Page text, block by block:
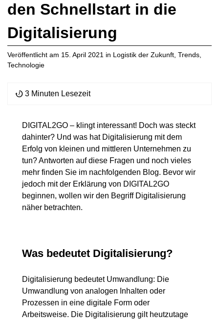
den Schnellstart in die
Digitalisierung
Veröffentlicht am 15. April 2021 in Logistik der Zukunft Trends
Technologie
3 Minuten Lesezeit
DIGITAL2GO – klingt interessant! Doch was steckt
dahinter? Und was hat Digitalisierung mit dem
Erfolg von kleinen und mittleren Unternehmen zu
tun? Antworten auf diese Fragen und noch vieles
mehr finden Sie im nachfolgenden Blog. Bevor wir
jedoch mit der Erklärung von DIGITAL2GO
beginnen, wollen wir den Begriff Digitalisierung
näher betrachten.
Was bedeutet Digitalisierung?
Digitalisierung bedeutet Umwandlung: Die
Umwandlung von analogen Inhalten oder
Prozessen in eine digitale Form oder
Arbeitsweise. Die Digitalisierung gilt heutzutage